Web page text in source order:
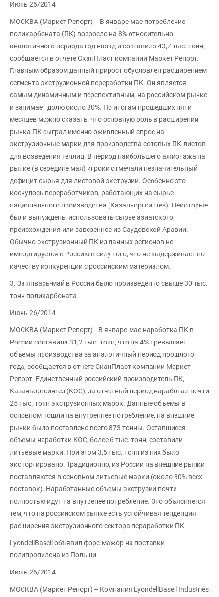
Июнь 26/2014
МОСКВА (Маркет Репорт) -- В январе-мае потребление
поликарбоната (ПК) возросло на 8% относительно
аналогичного периода год назад и составило 43,7 тыс. тонн,
сообщается в отчете СканПласт компании Маркет Репорт.
Главным образом данный прирост обусловлен расширением
сегмента экструзионной переработки ПК. Он является
самым динамичным и перспективным, на российском рынке
и занимает долю около 80%. По итогам прошедших пяти
месяцев можно сказать, что основную роль в расширении
рынка ПК сыграл именно оживленный спрос на
экструзионные марки для производства сотовых ПК-листов
для возведения теплиц. В период наибольшего ажиотажа на
рынке (в середине мая) игроки отмечали незначительный
дефицит сырья для листовой экструзии. Особенно это
коснулось переработчиков, работающих на сырье
национального производства (Казаньоргсинтез). Некоторые
были вынуждены использовать сырье азиатского
происхождения или завезенное из Саудовской Аравии.
Обычно экструзионный ПК из данных регионов не
импортируется в Россию в силу того, что не выдерживает по
качеству конкуренции с российским материалом.
3. За январь-май в России было произведенно свыше 30 тыс.
тонн поликарбоната
Июнь 26/2014
МОСКВА (Маркет Репорт) --В январе-мае наработка ПК в
России составила 31,2 тыс. тонн, что на 4% превышает
объемы производства за аналогичный период прошлого
года, сообщается в отчете СканПласт компании Маркет
Репорт. Единственный российский производитель ПК,
Казаньоргсинтез (КОС), за отчетный период наработал почти
25 тыс. тонн экструзионных марок. Данные объемы в
основном пошли на внутреннее потребление, на внешние
рынки было поставлено всего 873 тонны. Оставшиеся
объемы наработки КОС, более 6 тыс. тонн, составили
литьевые марки. При этом 3,5 тыс. тонн из них было
экспортировано. Традиционно, из России на внешние рынки
поставляются в основном литьевые марки (около 80% всех
поставок). Наработанные объемы экструзии почти
полностью идут на внутренее потребление. Это объясняется
тем, что на российском рынке есть устойчивая тенденция
расширения экструзионного сектора пераработки ПК.
LyondellBasell объявил форс-мажор на поставки
полипропилена из Польши
Июнь 26/2014
МОСКВА (Маркет Репорт) -- Компания LyondellBasell Industries